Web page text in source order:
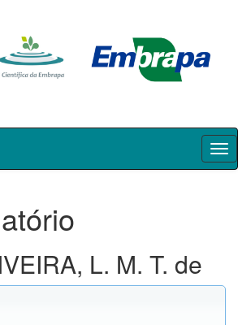
L. M. T. de